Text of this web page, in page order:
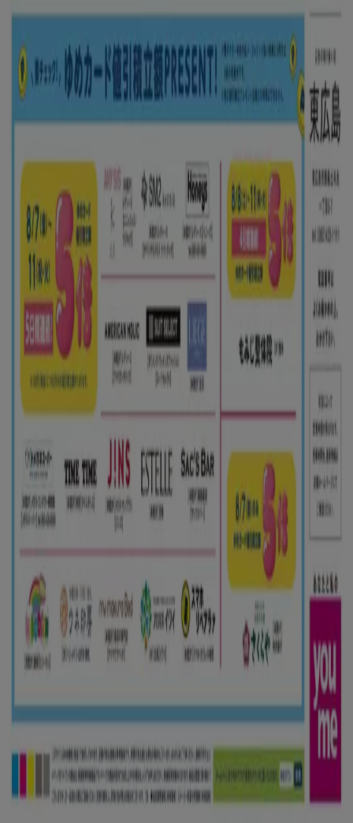
Tiendeoは世界中でのローカルショッピングを改革するIT企
業Shopfullyの一社です。
Tiendeo
私たちが行うこと
ビジネスソリューションをみる
ニュース・メディア
ビジネス契約
お問い合わせ
マーケテイング＆ビジネスリクエスト
地図上で店舗が誤った場所にあります
週にいちど広告のフィードバック
技術的な問題と一般的なフィードバック
検索方法
ブランド
割引情報
近くのお店
製品紹介
都市
Copyright © Tiendeo ® 2026 · Shopfully Marketing S.L.U. –